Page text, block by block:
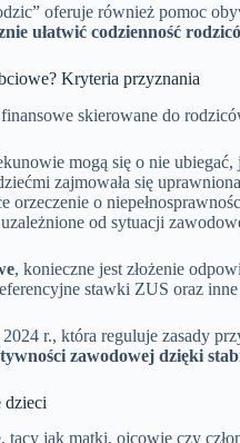
oferuje również pomoc
ułatwić codzienność
Kryteria przyznania
skierowane do
mogą się o nie
zajmowała się
orzeczenie o
od sytuacji
, konieczne jest złożenie
stawki ZUS oraz
r., która reguluje zasady
zawodowej dzięki
dzieci
jak matki, ojcowie czy